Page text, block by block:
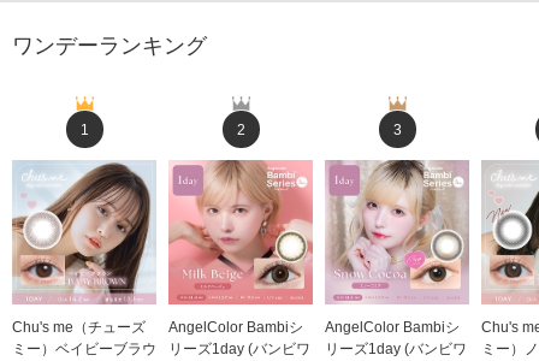
ワンデーランキング
1
Chu's me（チューズ
ミー）ベイビーブラウ
2
AngelColor Bambiシ
リーズ1day (バンビワ
3
AngelColor Bambiシ
リーズ1day (バンビワ
Chu's
ミー）